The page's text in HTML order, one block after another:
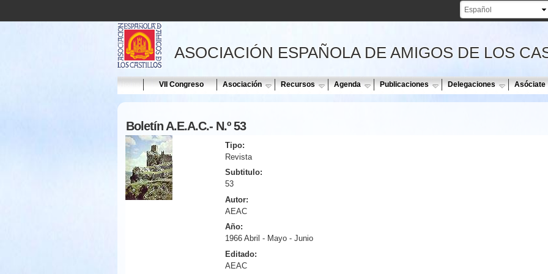
ASOCIACIÓN ESPAÑOLA DE AMIGOS DE LOS
Home VII Congreso Asociación Recursos Agenda Publicaciones Delegaciones Asóciate
Boletín A.E.A.C.- N.º 53
Tipo:
Revista
Subtitulo:
53
Autor:
AEAC
Año:
1966 Abril - Mayo - Junio
Editado:
AEAC